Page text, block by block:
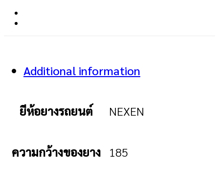
Additional information
ยีห้อยางรถยนต์ NEXEN
ความกว้างของยาง 185